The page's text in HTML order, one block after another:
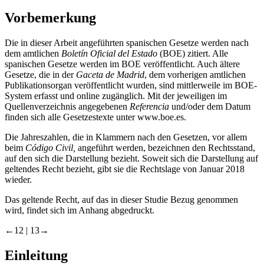
Vorbemerkung
Die in dieser Arbeit angeführten spanischen Gesetze werden nach
dem amtlichen Boletín Oficial del Estado (BOE) zitiert. Alle
spanischen Gesetze werden im BOE veröffentlicht. Auch ältere
Gesetze, die in der Gaceta de Madrid, dem vorherigen amtlichen
Publikationsorgan veröffentlicht wurden, sind mittlerweile im BOE-
System erfasst und online zugänglich. Mit der jeweiligen im
Quellenverzeichnis angegebenen Referencia und/oder dem Datum
finden sich alle Gesetzestexte unter www.boe.es.
Die Jahreszahlen, die in Klammern nach den Gesetzen, vor allem
beim Código Civil, angeführt werden, bezeichnen den Rechtsstand,
auf den sich die Darstellung bezieht. Soweit sich die Darstellung auf
geltendes Recht bezieht, gibt sie die Rechtslage von Januar 2018
wieder.
Das geltende Recht, auf das in dieser Studie Bezug genommen
wird, findet sich im Anhang abgedruckt.
←12 | 13→
Einleitung